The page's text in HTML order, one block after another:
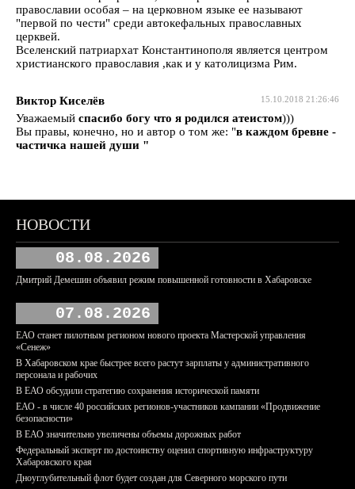
православии особая – на церковном языке ее называют
"первой по чести" среди автокефальных православных
церквей.
Вселенский патриархат Константинополя является центром
христианского православия ,как и у католицизма Рим.
15.10.2018 21:26:46
Виктор Киселёв
Уважаемый спасибо богу что я родился атеистом)))
Вы правы, конечно, но и автор о том же: "в каждом бревне -
частичка нашей души "
НОВОСТИ
08.08.2026
Дмитрий Демешин объявил режим повышенной готовности в Хабаровске
07.08.2026
ЕАО станет пилотным регионом нового проекта Мастерской управления
«Сенеж»
В Хабаровском крае быстрее всего растут зарплаты у административного
персонала и рабочих
В ЕАО обсудили стратегию сохранения исторической памяти
ЕАО - в числе 40 российских регионов-участников кампании «Продвижение
безопасности»
В ЕАО значительно увеличены объемы дорожных работ
Федеральный эксперт по достоинству оценил спортивную инфраструктуру
Хабаровского края
Дноуглубительный флот будет создан для Северного морского пути